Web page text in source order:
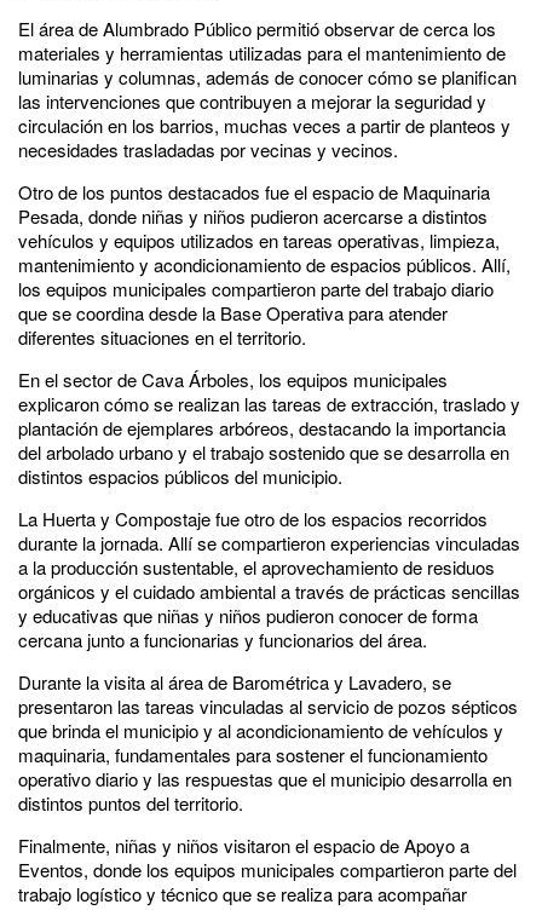
El área de Alumbrado Público permitió observar de cerca los
materiales y herramientas utilizadas para el mantenimiento de
luminarias y columnas, además de conocer cómo se planifican
las intervenciones que contribuyen a mejorar la seguridad y
circulación en los barrios, muchas veces a partir de planteos y
necesidades trasladadas por vecinas y vecinos.
Otro de los puntos destacados fue el espacio de Maquinaria
Pesada, donde niñas y niños pudieron acercarse a distintos
vehículos y equipos utilizados en tareas operativas, limpieza,
mantenimiento y acondicionamiento de espacios públicos. Allí,
los equipos municipales compartieron parte del trabajo diario
que se coordina desde la Base Operativa para atender
diferentes situaciones en el territorio.
En el sector de Cava Árboles, los equipos municipales
explicaron cómo se realizan las tareas de extracción, traslado y
plantación de ejemplares arbóreos, destacando la importancia
del arbolado urbano y el trabajo sostenido que se desarrolla en
distintos espacios públicos del municipio.
La Huerta y Compostaje fue otro de los espacios recorridos
durante la jornada. Allí se compartieron experiencias vinculadas
a la producción sustentable, el aprovechamiento de residuos
orgánicos y el cuidado ambiental a través de prácticas sencillas
y educativas que niñas y niños pudieron conocer de forma
cercana junto a funcionarias y funcionarios del área.
Durante la visita al área de Barométrica y Lavadero, se
presentaron las tareas vinculadas al servicio de pozos sépticos
que brinda el municipio y al acondicionamiento de vehículos y
maquinaria, fundamentales para sostener el funcionamiento
operativo diario y las respuestas que el municipio desarrolla en
distintos puntos del territorio.
Finalmente, niñas y niños visitaron el espacio de Apoyo a
Eventos, donde los equipos municipales compartieron parte del
trabajo logístico y técnico que se realiza para acompañar